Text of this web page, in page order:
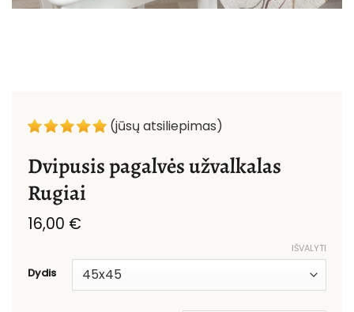
(jūsų atsiliepimas)
Dvipusis pagalvės užvalkalas
Rugiai
16,00 €
Dydis
IŠVALYTI